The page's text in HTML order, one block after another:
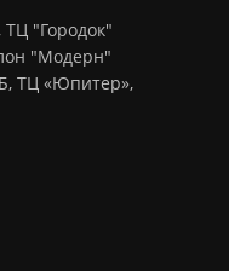
ТЦ "Городок"
"Модерн"
ТЦ «Юпитер»,